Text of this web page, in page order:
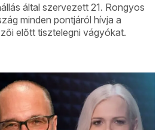
által szervezett 21. Rongyos
minden pontjáról hívja a
előtt tisztelegni vágyókat.